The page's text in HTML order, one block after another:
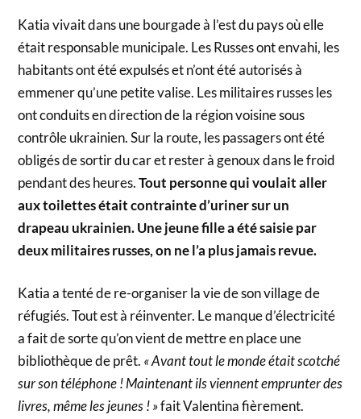
Katia vivait dans une bourgade à l’est du pays où elle
était responsable municipale. Les Russes ont envahi, les
habitants ont été expulsés et n’ont été autorisés à
emmener qu’une petite valise. Les militaires russes les
ont conduits en direction de la région voisine sous
contrôle ukrainien. Sur la route, les passagers ont été
obligés de sortir du car et rester à genoux dans le froid
pendant des heures.Tout personne qui voulait aller
aux toilettes était contrainte d’uriner sur un
drapeau ukrainien. Une jeune fille a été saisie par
deux militaires russes, on ne l’a plus jamais revue.
Katia a tenté de re-organiser la vie de son village de
réfugiés. Tout est à réinventer. Le manque d’électricité
a fait de sorte qu’on vient de mettre en place une
bibliothèque de prêt. « Avant tout le monde était scotché
sur son téléphone ! Maintenant ils viennent emprunter des
livres, même les jeunes ! »fait Valentina fièrement.